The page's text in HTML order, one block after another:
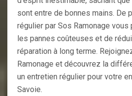
sont entre de bonnes mains. De
régulier par Sos Ramonage
les pannes coûteuses et de
réparation à long terme.
Ramonage et découvrez la
un entretien régulier pour votre
Savoie.